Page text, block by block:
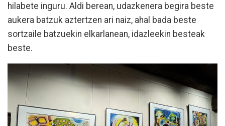
hilabete inguru. Aldi berean, udazkenera begira beste
aukera batzuk aztertzen ari naiz, ahal bada beste
sortzaile batzuekin elkarlanean, idazleekin besteak
beste.